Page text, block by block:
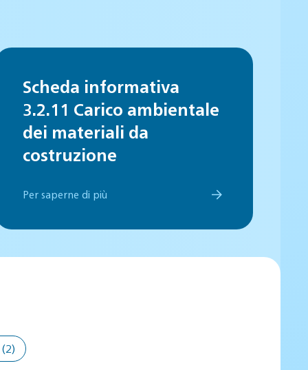
Scheda informativa
3.2.11 Carico ambientale
dei materiali da
costruzione
Per saperne di più
(2)